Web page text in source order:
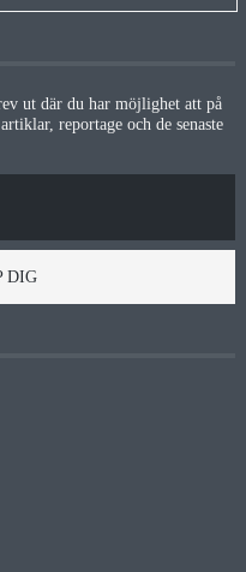
ut där du har möjlighet att på
reportage och de senaste
DIG